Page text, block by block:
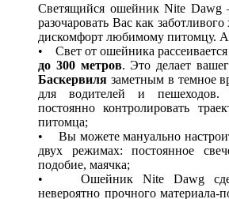
Светящийся ошейник Nite Dawg
разочаровать Вас как
дискомфорт любимому питомцу. А
• Свет от ошейника рассеивается
до 300 метров. Это делает
Баскервиля заметным в темное
для водителей и
постоянно контролировать
питомца;
• Вы можете мануально
двух режимах: постоянное
подобие, маячка;
• Ошейник Nite Dawg
невероятно прочного